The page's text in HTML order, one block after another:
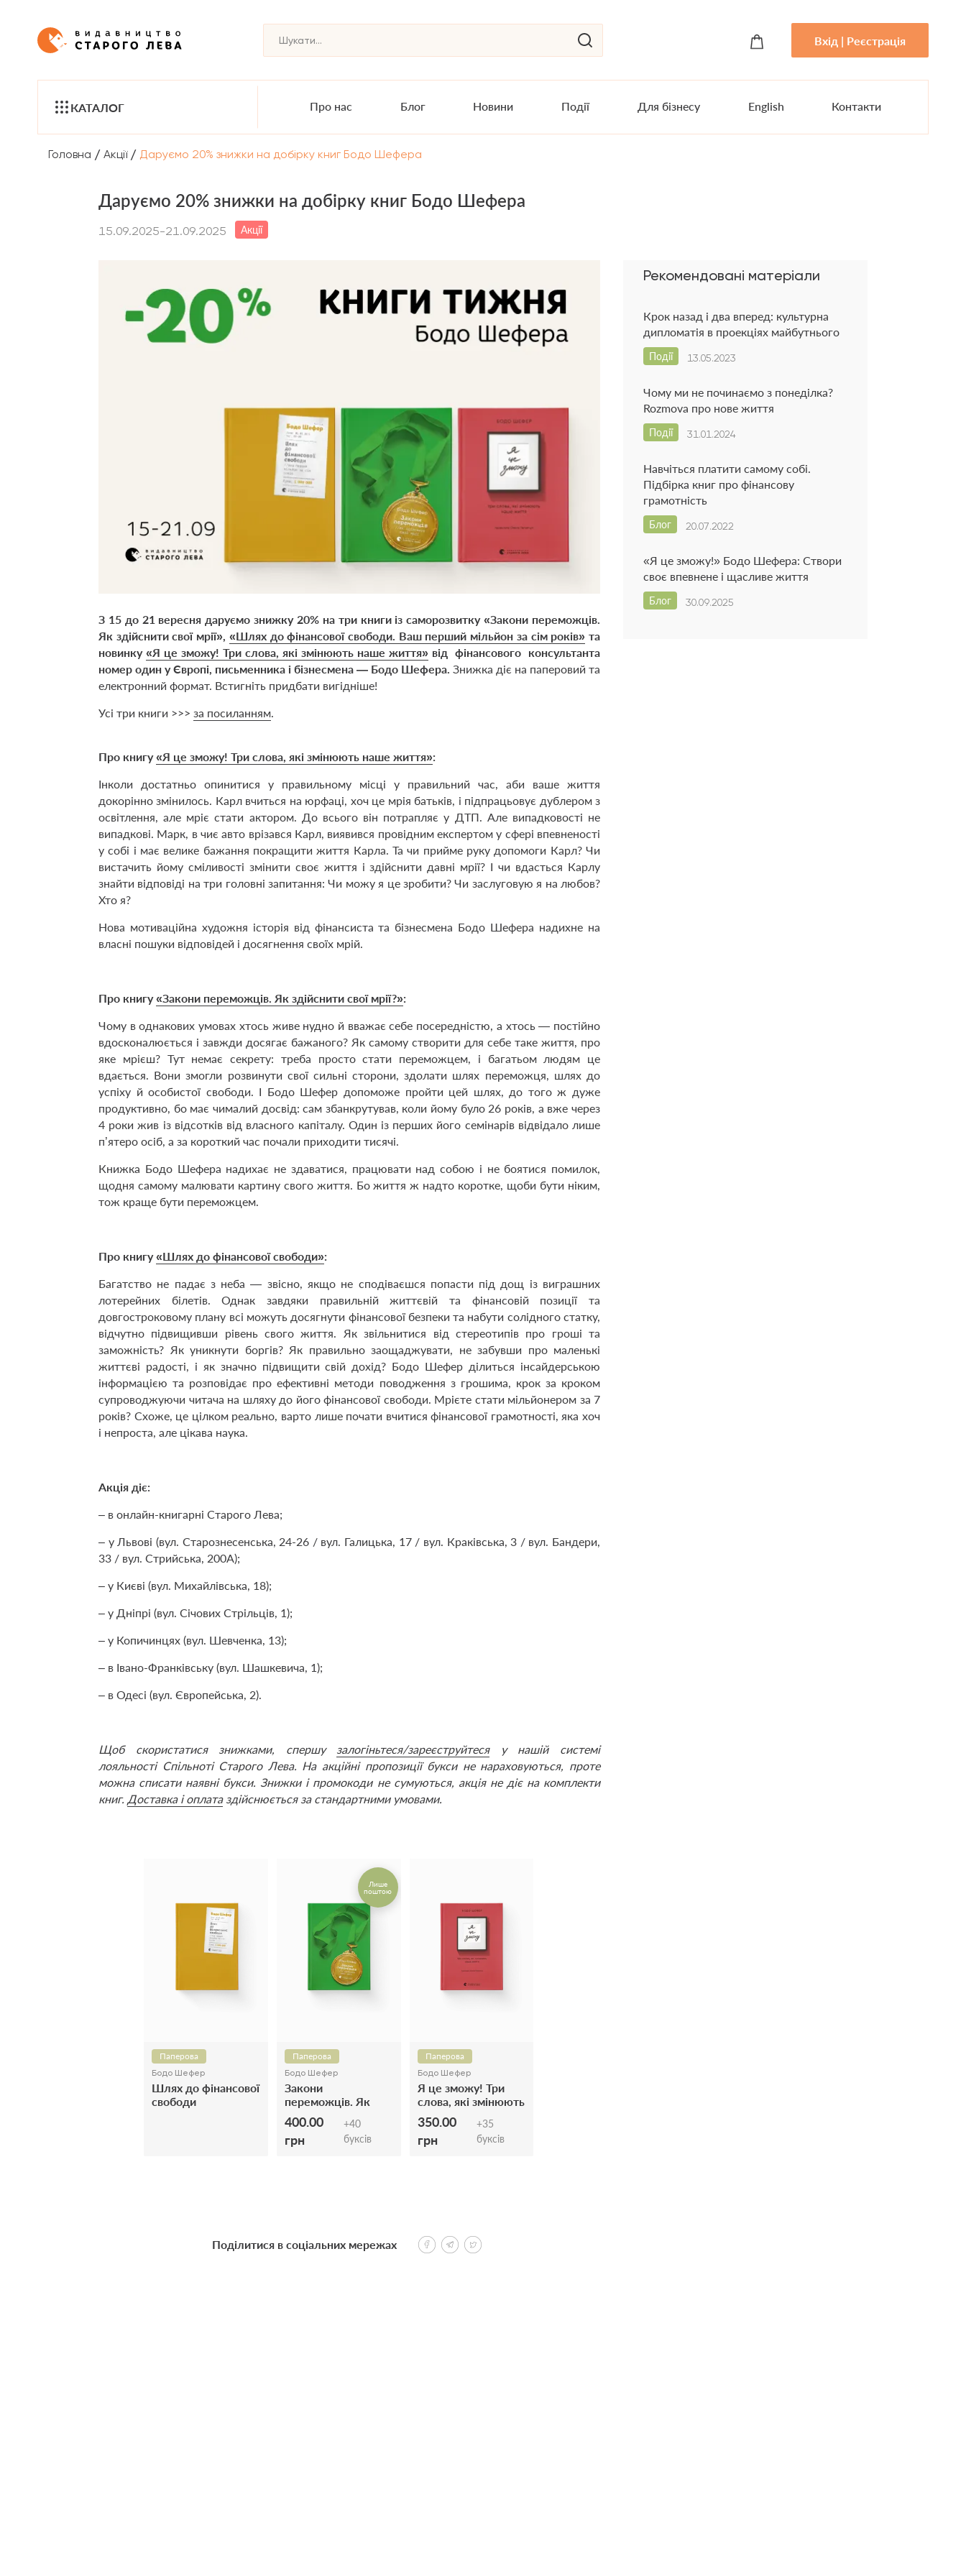
Вхід | Реєстрація
КАТАЛОГ Про нас Блог Новини Події Для бізнесу English Контакти
Головна / Акції / Даруємо 20% знижки на добірку книг Бодо Шефера
Даруємо 20% знижки на добірку книг Бодо Шефера
15.09.2025-21.09.2025 Акції
З 15 до 21 вересня даруємо знижку 20% на три книги із саморозвитку«Закони переможців.
Як здійснити свої мрії» «Шлях до фінансової свободи. Ваш перший мільйон за сім років» та
новинку «Я це зможу! Три слова, які змінюють наше життя» від фінансового консультанта
номер один у Європі, письменника і бізнесмена — Бодо Шефера. Знижка діє на паперовий та
електронний формат. Встигніть придбати вигідніше!
Усі три книги >>> за посиланням
Про книгу«Я це зможу! Три слова, які змінюють наше життя»:
Інколи достатньо опинитися у правильному місці у правильний час, аби ваше життя
докорінно змінилось. Карл вчиться на юрфаці, хоч це мрія батьків, і підпрацьовує дублером з
освітлення, але мріє стати актором. До всього він потрапляє у ДТП. Але випадковості не
випадкові. Марк, в чиє авто врізався Карл, виявився провідним експертом у сфері впевненості
у собі і має велике бажання покращити життя Карла. Та чи прийме руку допомоги Карл? Чи
вистачить йому сміливості змінити своє життя і здійснити давні мрії? І чи вдасться Карлу
знайти відповіді на три головні запитання: Чи можу я це зробити? Чи заслуговую я на любов?
Хто я?
Нова мотиваційна художня історія від фінансиста та бізнесмена Бодо Шефера надихне на
власні пошуки відповідей і досягнення своїх мрій.
Про книгу«Закони переможців. Як здійснити cвої мрії?»:
Чому в однакових умовах хтось живе нудно й вважає себе посередністю, а хтось — постійно
вдосконалюється і завжди досягає бажаного? Як самому створити для себе таке життя, про
яке мрієш? Тут немає сек­рету: треба просто стати переможцем, і багатьом людям це
вдається. Вони змогли розвинути свої сильні сторони, здолати шлях переможця, шлях до
успіху й особистої свободи. І Бодо Шефер допоможе пройти цей шлях, до того ж дуже
продуктивно, бо має чималий досвід: сам збанкрутував, коли йому було 26 років, а вже через
4 роки жив із відсотків від власного капіталу. Один із перших його семінарів відвідало лише
п’ятеро осіб, а за короткий час почали приходити тисячі.
Книжка Бодо Шефера надихає не здаватися, працювати над собою і не боя­тися помилок,
щодня самому малювати картину свого життя. Бо життя ж надто коротке, щоби бути ніким,
тож краще бути переможцем.
Про книгу«Шлях до фінансової свободи»:
Багатство не падає з неба — звісно, якщо не сподіваєшся попасти під дощ із виграшних
лотерейних білетів. Однак завдяки правильній життєвій та фінансовій позиції та
довгостроковому плану всі можуть досягнути фінансової безпеки та набути солідного статку,
відчутно підвищивши рівень свого життя. Як звільнитися від стереотипів про гроші та
заможність? Як уникнути боргів? Як правильно заощаджувати, не забувши про маленькі
життєві радості, і як значно підвищити свій дохід? Бодо Шефер ділиться інсайдерською
інформацією та розповідає про ефективні методи поводження з грошима, крок за кроком
супроводжуючи читача на шляху до його фінансової свободи. Мрієте стати мільйонером за 7
років? Схоже, це цілком реально, варто лише почати вчитися фінансової грамотності, яка хоч
і непроста, але цікава наука.
Акція діє:
– в онлайн-книгарні Старого Лева;
– у Львові (вул. Старознесенська, 24-26 / вул. Галицька, 17 / вул. Краківська, 3 / вул. Бандери,
33 / вул. Стрийська, 200А);
– у Києві (вул. Михайлівська, 18);
– у Дніпрі (вул. Січових Стрільців, 1);
– у Копичинцях (вул. Шевченка, 13);
– в Івано-Франківську (вул. Шашкевича, 1);
– в Одесі (вул. Європейська, 2).
Щоб скористатися знижками, спершу залогіньтеся/зареєструйтесяу нашій системі
лояльності Спільноті Старого Лева. На акційні пропозиції букси не нараховуються, проте
можна списати наявні букси. Знижки і промокоди не сумуються, акція не діє на комплекти
книг. Доставка і оплатаздійснюється за стандартними умовами.
Рекомендовані матеріали
Крок назад і два вперед: культурна
дипломатія в проекціях майбутнього
13.05.2023
Події
Чому ми не починаємо з понеділка?
Rozmova про нове життя
31.01.2024
Події
Навчіться платити самому собі.
Підбірка книг про фінансову
грамотність
20.07.2022
Блог
«Я це зможу!» Бодо Шефера: Створи
своє впевнене і щасливе життя
30.09.2025
Блог
Паперова
Бодо Шефер
Шлях до фінансової
свободи
Лише
поштою
Паперова
Бодо Шефер
Закони
переможців. Як
здійснити cвої мрії?
400.00
грн
+40
буксів
Паперова
Бодо Шефер
Я це зможу! Три
слова, які змінюють
наше життя
350.00
грн
+35
буксів
Поділитися в соціальних мережах